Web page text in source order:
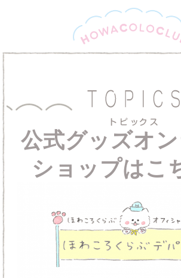
公式グッズオ
ショップはこ